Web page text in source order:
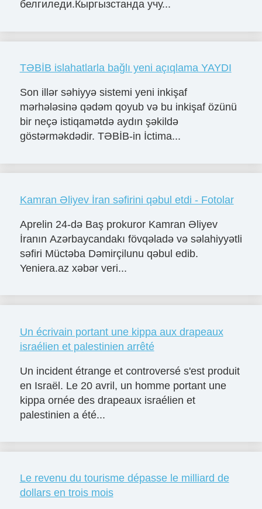
белгиледи.Кыргызстанда учу...
TƏBİB islahatlarla bağlı yeni açıqlama YAYDI
Son illər səhiyyə sistemi yeni inkişaf
mərhələsinə qədəm qoyub və bu inkişaf özünü
bir neçə istiqamətdə aydın şəkildə
göstərməkdədir. TƏBİB-in İctima...
Kamran Əliyev İran səfirini qəbul etdi - Fotolar
Aprelin 24-də Baş prokuror Kamran Əliyev
İranın Azərbaycandakı fövqəladə və səlahiyyətli
səfiri Müctəba Dəmirçilunu qəbul edib.
Yeniera.az xəbər veri...
Un écrivain portant une kippa aux drapeaux
israélien et palestinien arrêté
Un incident étrange et controversé s'est produit
en Israël. Le 20 avril, un homme portant une
kippa ornée des drapeaux israélien et
palestinien a été...
Le revenu du tourisme dépasse le milliard de
dollars en trois mois